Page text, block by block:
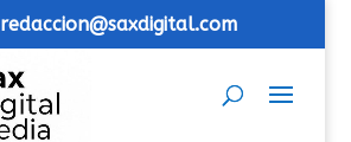
redaccion@saxdigital.com